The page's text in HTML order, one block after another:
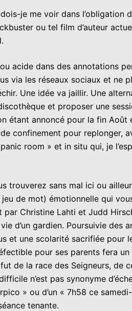
je me voir dans l’obligation
ou tel film d’auteur
acide dans des annotations
via les réseaux sociaux et ne
Une idée va jaillir. Une
et proposer une
étant annoncé pour la fin
confinement pour replonger,
room » et in situ qui, je
sans mal ici ou
de mot) émotionnelle qui
Christine Lahti et Judd
d’un gardien. Poursuivie des
une scolarité sacrifiée pour
pour ses parents fera
de la race des Seigneurs, de
n’est pas synonyme
» ou d’un « 7h58 ce
tenante.